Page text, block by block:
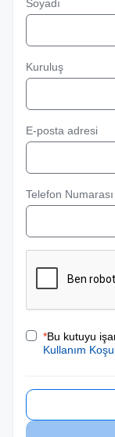
Soyadı
Kuruluş
E-posta adresi
Telefon Numarası
*Bu kutuyu
Kullanım